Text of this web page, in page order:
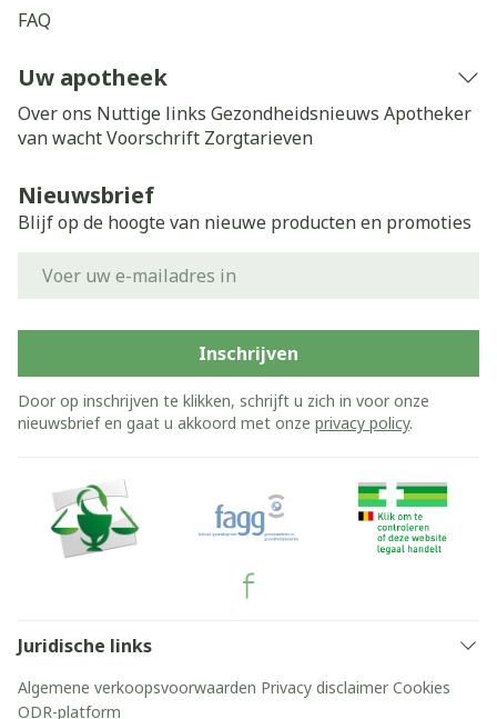
FAQ
Uw apotheek
Over ons Nuttige links Gezondheidsnieuws Apotheker
van wachtVoorschrift Zorgtarieven
Nieuwsbrief
Blijf op de hoogte van nieuwe producten en promoties
Inschrijven
Door op inschrijven te klikken, schrijft u zich in voor onze
nieuwsbrief en gaat u akkoord met onze privacy policy.
Juridische links
Algemene verkoopsvoorwaarden Privacy disclaimer Cookies
ODR-platform